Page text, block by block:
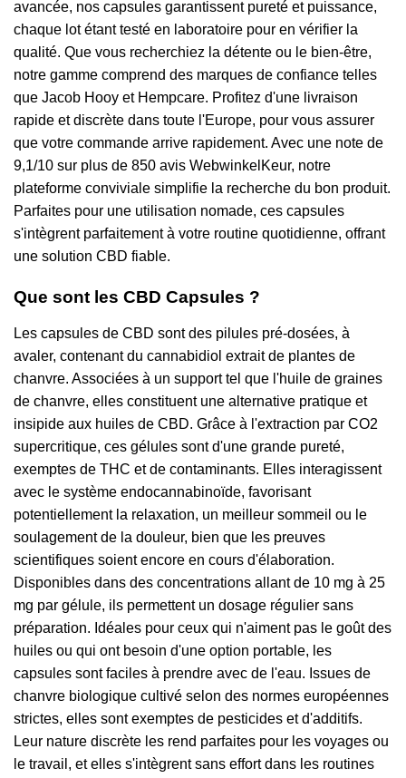
avancée, nos capsules garantissent pureté et puissance,
chaque lot étant testé en laboratoire pour en vérifier la
qualité. Que vous recherchiez la détente ou le bien-être,
notre gamme comprend des marques de confiance telles
que Jacob Hooy et Hempcare. Profitez d'une livraison
rapide et discrète dans toute l'Europe, pour vous assurer
que votre commande arrive rapidement. Avec une note de
9,1/10 sur plus de 850 avis WebwinkelKeur, notre
plateforme conviviale simplifie la recherche du bon produit.
Parfaites pour une utilisation nomade, ces capsules
s'intègrent parfaitement à votre routine quotidienne, offrant
une solution CBD fiable.
Que sont les CBD Capsules ?
Les capsules de CBD sont des pilules pré-dosées, à
avaler, contenant du cannabidiol extrait de plantes de
chanvre. Associées à un support tel que l'huile de graines
de chanvre, elles constituent une alternative pratique et
insipide aux huiles de CBD. Grâce à l'extraction par CO2
supercritique, ces gélules sont d'une grande pureté,
exemptes de THC et de contaminants. Elles interagissent
avec le système endocannabinoïde, favorisant
potentiellement la relaxation, un meilleur sommeil ou le
soulagement de la douleur, bien que les preuves
scientifiques soient encore en cours d'élaboration.
Disponibles dans des concentrations allant de 10 mg à 25
mg par gélule, ils permettent un dosage régulier sans
préparation. Idéales pour ceux qui n'aiment pas le goût des
huiles ou qui ont besoin d'une option portable, les
capsules sont faciles à prendre avec de l'eau. Issues de
chanvre biologique cultivé selon des normes européennes
strictes, elles sont exemptes de pesticides et d'additifs.
Leur nature discrète les rend parfaites pour les voyages ou
le travail, et elles s'intègrent sans effort dans les routines